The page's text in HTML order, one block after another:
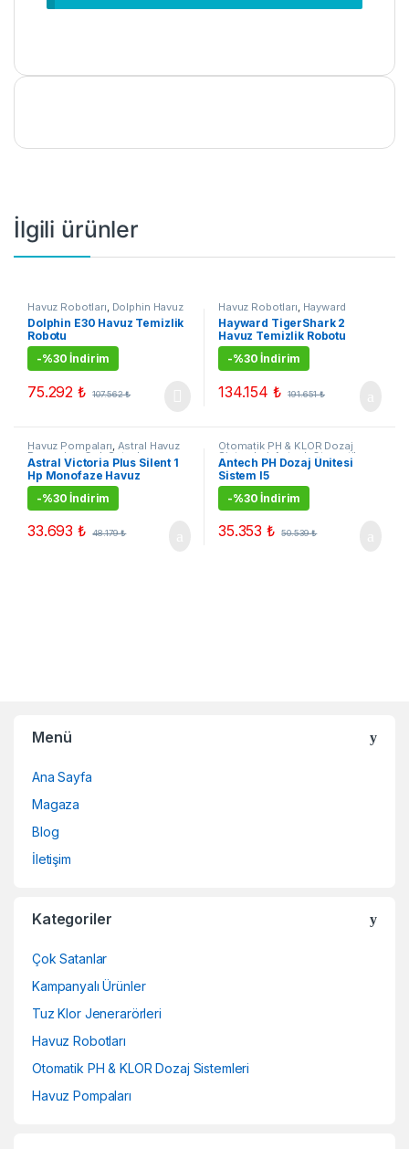
İlgili ürünler
Havuz Robotları Dolphin Havuz
Robotları ,Çok Satanlar
Kampanyalı Ürünler
Dolphin E30 Havuz Temizlik
Robotu
-%30 İndirim
75.292₺ 107.562₺
Havuz Robotları Hayward
TigerShark Havuz Robotları
Satanlar,Kampanyalı Ürünler
Hayward TigerShark 2
Havuz Temizlik Robotu
-%30 İndirim
134.154 ₺ 191.651₺
Havuz Pompaları, Astral Havuz
Pompaları ,Çok Satanlar,
Kampanyalı Ürünler
Astral Victoria Plus Silent 1
Hp Monofaze Havuz
Pompası
-%30 İndirim
33.693₺ 48.179₺
Otomatik PH & KLOR Dozaj
Sistemleri,Antech Otomatik
Havuz Dozaj Sistemi,Çok
Satanlar ,Kampanyalı Ürünler
Antech PH Dozaj Ünitesi
Sistem I5
-%30 İndirim
35.353₺ 50.539₺
Menü
Ana Sayfa
Magaza
Blog
İletişim
Kategoriler
Çok Satanlar
Kampanyalı Ürünler
Tuz Klor Jenerarörleri
Havuz Robotları
Otomatik PH & KLOR Dozaj Sistemleri
Havuz Pompaları